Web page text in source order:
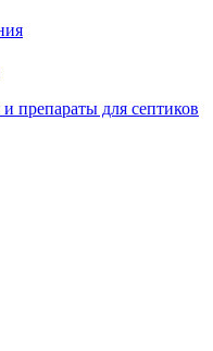
препараты для септиков